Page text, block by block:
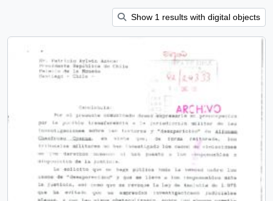
Show 1 results with digital objects